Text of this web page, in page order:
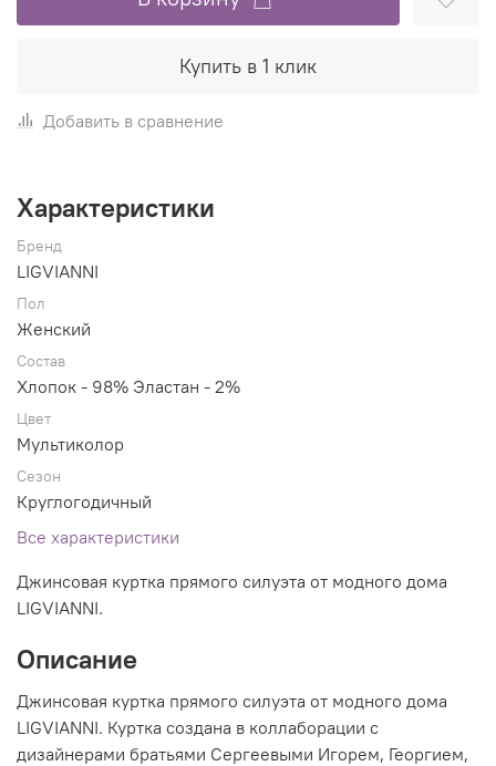
Купить в 1 клик
Добавить в сравнение
Характеристики
Бренд
LIGVIANNI
Пол
Женский
Состав
Хлопок - 98% Эластан - 2%
Цвет
Мультиколор
Сезон
Круглогодичный
Все характеристики
Джинсовая куртка прямого силуэта от модного дома
LIGVIANNI.
Описание
Джинсовая куртка прямого силуэта от модного дома
LIGVIANNI. Куртка создана в коллаборации с
дизайнерами братьями Сергеевыми Игорем, Георгием,